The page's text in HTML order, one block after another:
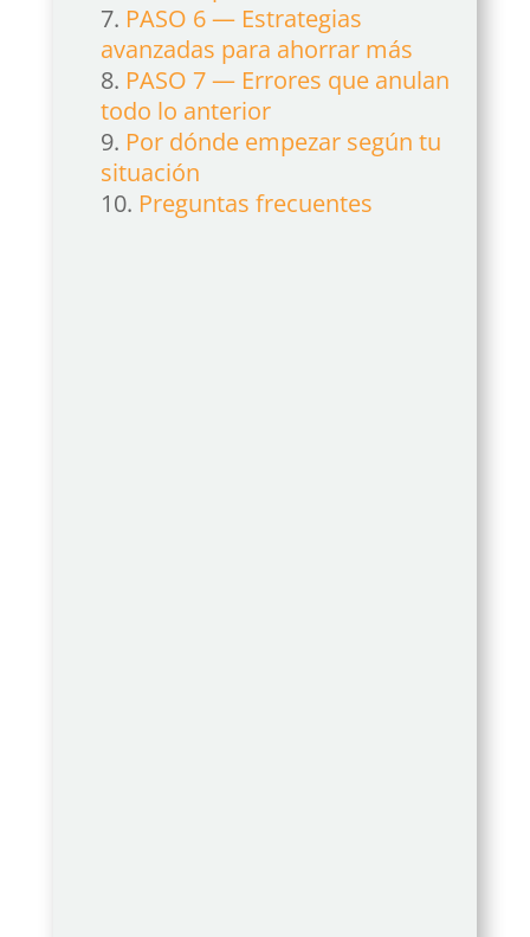
PASO 6 — Estrategias
avanzadas para ahorrar más
PASO 7 — Errores que anulan
todo lo anterior
Por dónde empezar según tu
situación
Preguntas frecuentes